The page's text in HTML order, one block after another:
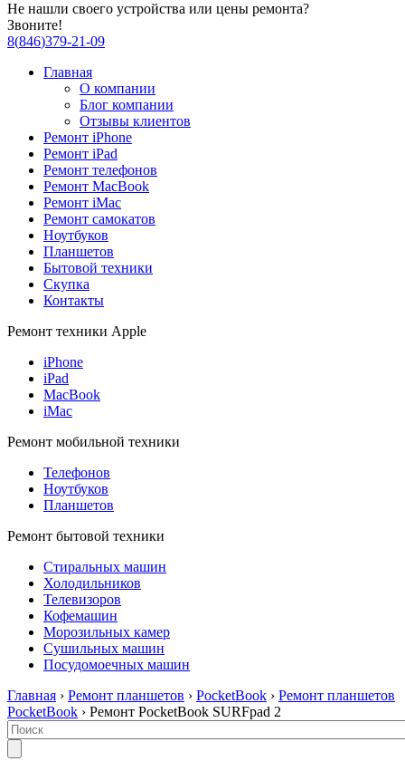
Не нашли своего устройства или цены ремонта?
Звоните!
8(846)379-21-09
Главная
О компании
Блог компании
Отзывы клиентов
Ремонт iPhone
Ремонт iPad
Ремонт телефонов
Ремонт MacBook
Ремонт iMac
Ремонт самокатов
Ноутбуков
Планшетов
Бытовой техники
Скупка
Контакты
Ремонт техники Apple
iPhone
iPad
MacBook
iMac
Ремонт мобильной техники
Телефонов
Ноутбуков
Планшетов
Ремонт бытовой техники
Стиральных машин
Холодильников
Телевизоров
Кофемашин
Морозильных камер
Сушильных машин
Посудомоечных машин
Главная › Ремонт планшетов › PocketBook › Ремонт планшетов
PocketBook › Ремонт PocketBook SURFpad 2